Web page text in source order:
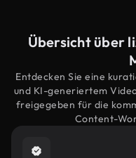
Übersicht über
Entdecken Sie eine
und KI-generiertem
freigegeben für die
Content-